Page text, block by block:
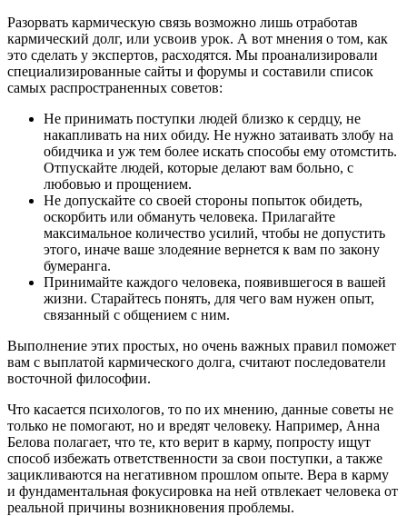
Разорвать кармическую связь возможно лишь отработав
кармический долг, или усвоив урок. А вот мнения о том, как
это сделать у экспертов, расходятся. Мы проанализировали
специализированные сайты и форумы и составили список
самых распространенных советов:
Не принимать поступки людей близко к сердцу, не
накапливать на них обиду. Не нужно затаивать злобу на
обидчика и уж тем более искать способы ему отомстить.
Отпускайте людей, которые делают вам больно, с
любовью и прощением.
Не допускайте со своей стороны попыток обидеть,
оскорбить или обмануть человека. Прилагайте
максимальное количество усилий, чтобы не допустить
этого, иначе ваше злодеяние вернется к вам по закону
бумеранга.
Принимайте каждого человека, появившегося в вашей
жизни. Старайтесь понять, для чего вам нужен опыт,
связанный с общением с ним.
Выполнение этих простых, но очень важных правил поможет
вам с выплатой кармического долга, считают последователи
восточной философии.
Что касается психологов, то по их мнению, данные советы не
только не помогают, но и вредят человеку. Например, Анна
Белова полагает, что те, кто верит в карму, попросту ищут
способ избежать ответственности за свои поступки, а также
зацикливаются на негативном прошлом опыте. Вера в карму
и фундаментальная фокусировка на ней отвлекает человека от
реальной причины возникновения проблемы.